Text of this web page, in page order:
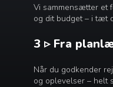
Vi sammensætter et
og dit budget – i tæt
3 ▹ Fra
Når du godkender
og oplevelser – helt